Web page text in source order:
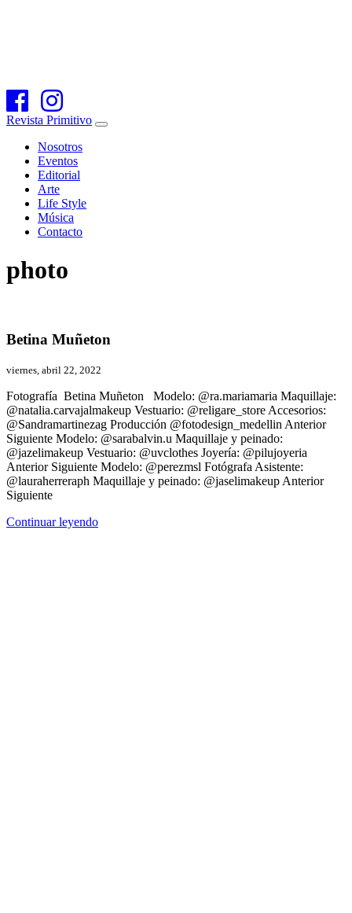
Revista Primitivo
Nosotros
Eventos
Editorial
Arte
Life Style
Música
Contacto
photo
Betina Muñeton
viernes, abril 22, 2022
Fotografía Betina Muñeton Modelo: @ra.mariamaria Maquillaje:
@natalia.carvajalmakeup Vestuario: @religare_store Accesorios:
@Sandramartinezag Producción @fotodesign_medellin Anterior
Siguiente Modelo: @sarabalvin.u Maquillaje y peinado:
@jazelimakeup Vestuario: @uvclothes Joyería: @pilujoyeria
Anterior Siguiente Modelo: @perezmsl Fotógrafa Asistente:
@lauraherreraph Maquillaje y peinado: @jaselimakeup Anterior
Siguiente
Continuar leyendo